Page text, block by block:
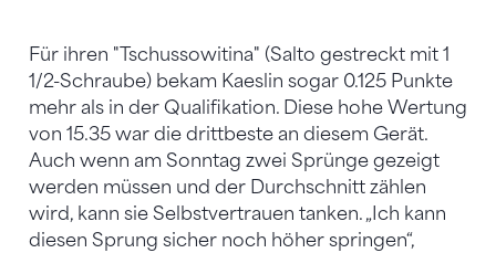
Für ihren "Tschussowitina" (Salto gestreckt mit 1
1/2-Schraube) bekam Kaeslin sogar 0.125 Punkte
mehr als in der Qualifikation. Diese hohe Wertung
von 15.35 war die drittbeste an diesem Gerät.
Auch wenn am Sonntag zwei Sprünge gezeigt
werden müssen und der Durchschnitt zählen
wird, kann sie Selbstvertrauen tanken. „Ich kann
diesen Sprung sicher noch höher springen“,